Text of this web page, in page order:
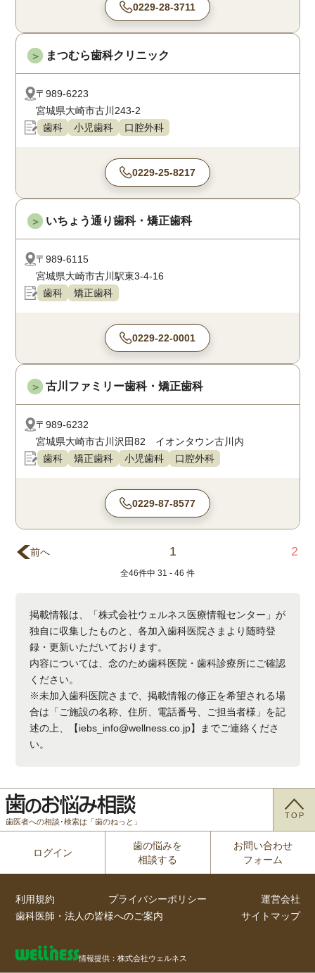
0229-28-3711
＞ まつむら歯科クリニック
〒989-6223
宮城県大崎市古川243-2
歯科
小児歯科 口腔外科
0229-25-8217
＞ いちょう通り歯科・矯正歯科
〒989-6115
宮城県大崎市古川駅東3-4-16
歯科
矯正歯科
0229-22-0001
＞ 古川ファミリー歯科・矯正歯科
〒989-6232
宮城県大崎市古川沢田82 イオンタウン古川内
歯科
矯正歯科 小児歯科 口腔外科
0229-87-8577
前へ 1 2
全46件中 31 - 46 件
掲載情報は、「株式会社ウェルネス医療情報センター」が
独自に収集したものと、各加入歯科医院さまより随時登
録・更新いただいております。
内容については、念のため歯科医院・歯科診療所にご確認
ください。
※未加入歯科医院さまで、掲載情報の修正を希望される場
合は「ご施設の名称、住所、電話番号、ご担当者様」を記
述の上、【iebs_info@wellness.co.jp】までご連絡くださ
い。
歯医者への相談･検索は「歯のねっと」
TOP
ログイン
歯の悩みを
相談する
お問い合わせ
フォーム
利用規約 プライバシーポリシー
運営会社
歯科医師・法人の皆様へのご案内
サイトマップ
情報提供：株式会社ウェルネス